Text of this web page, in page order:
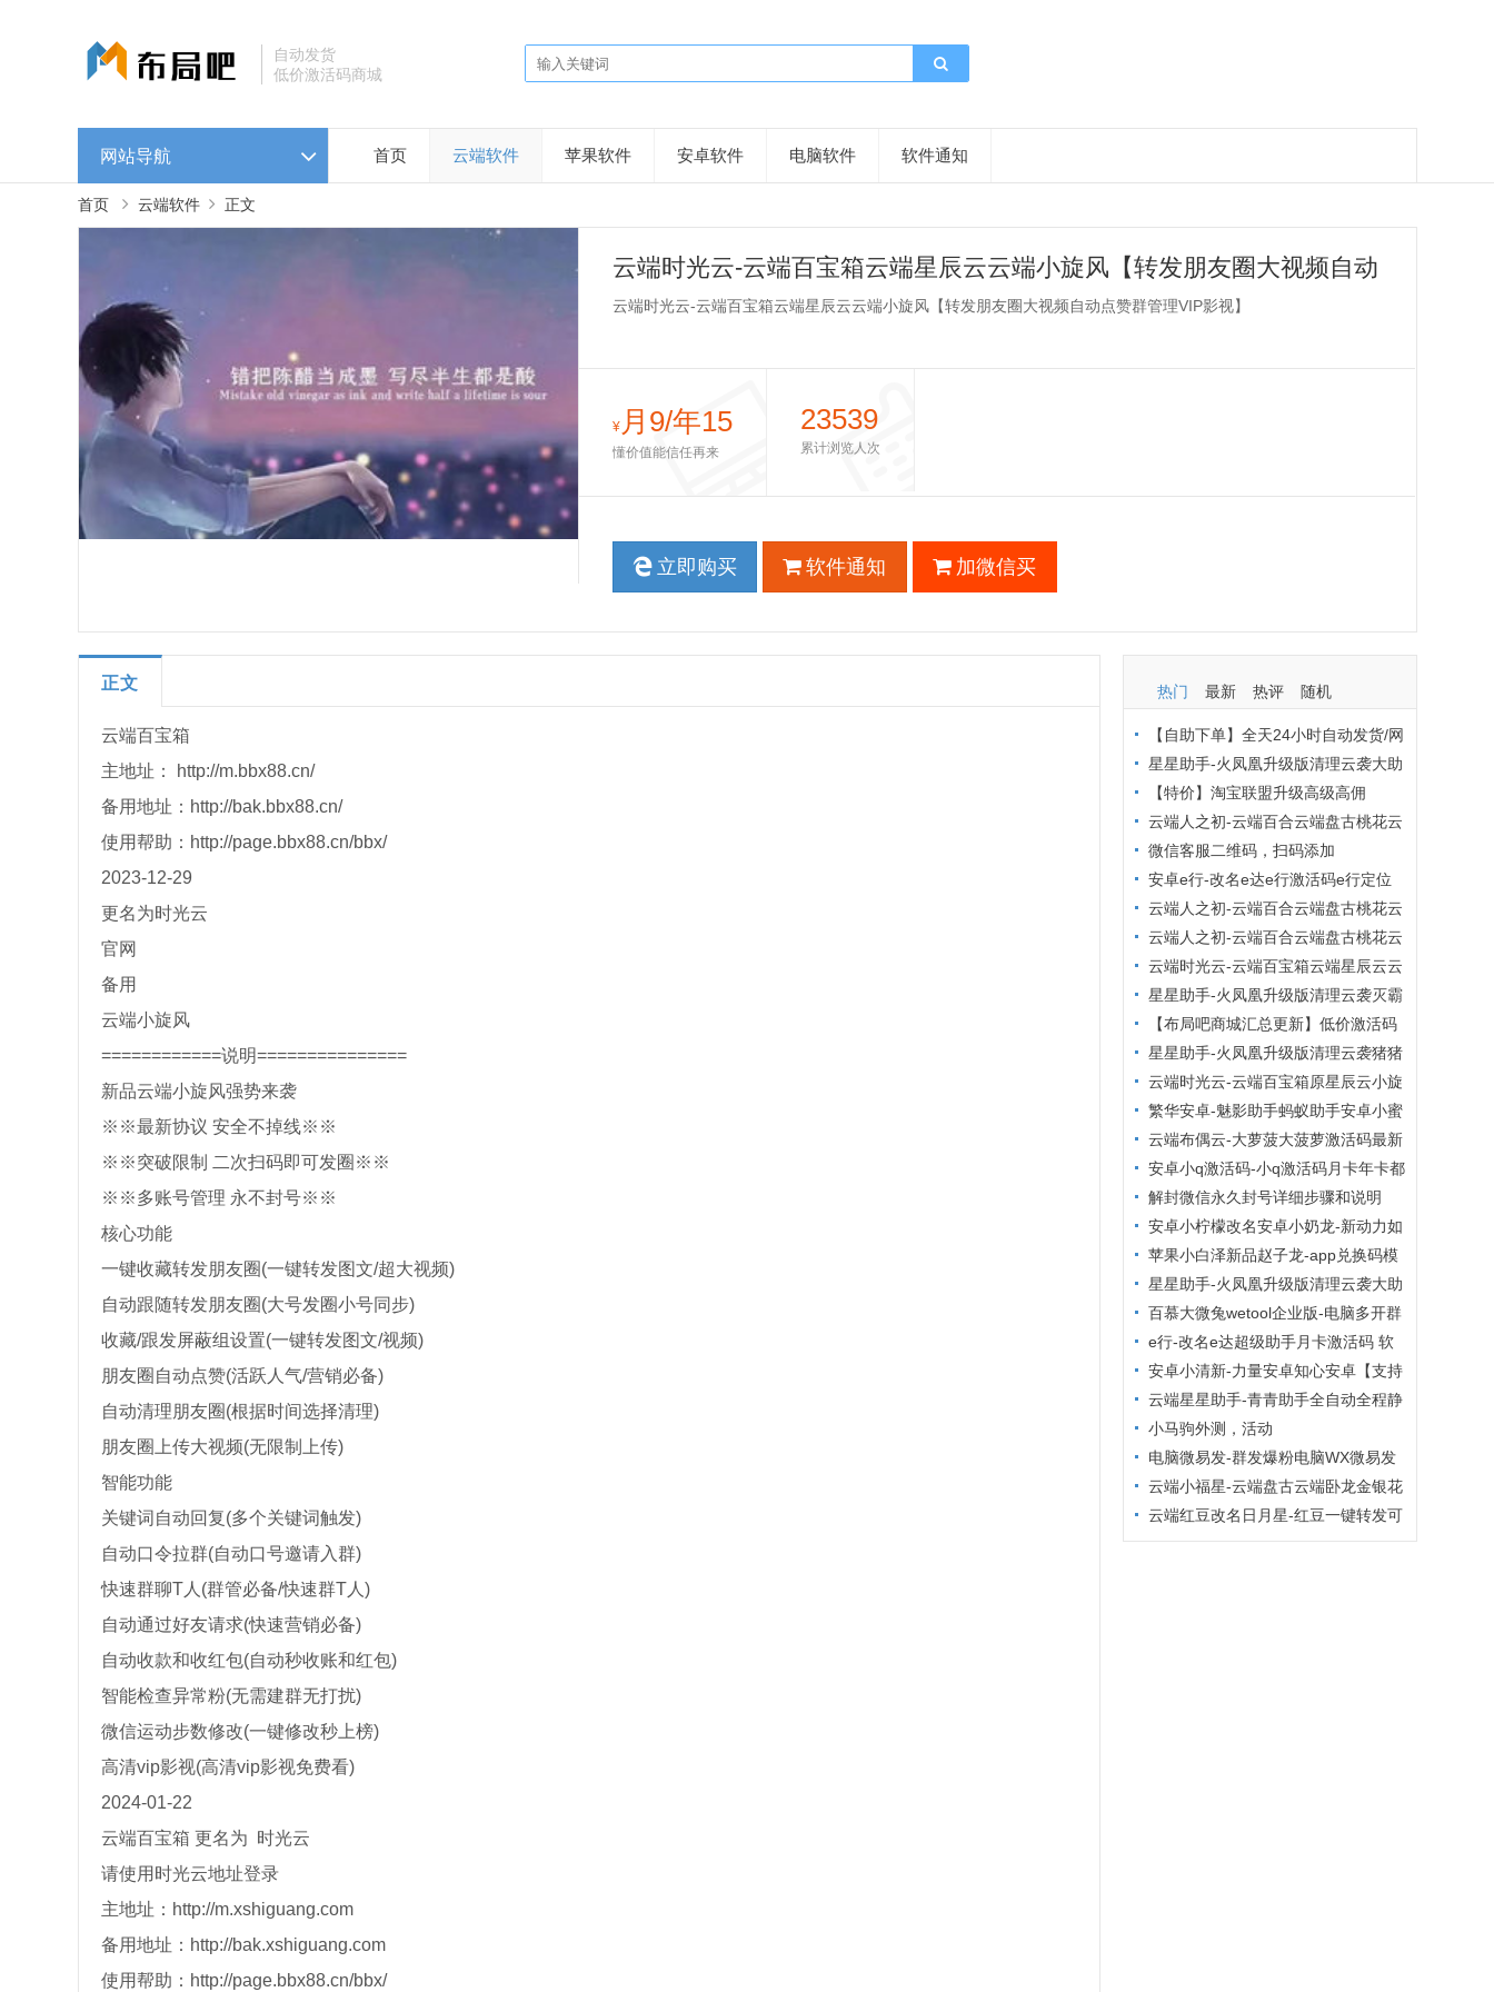
自动发货
低价激活码商城
网站导航 首页 云端软件 苹果软件 安卓软件 电脑软件 软件通知
首页 云端软件 正文
云端时光云-云端百宝箱云端星辰云云端小旋风【转发朋友圈大视频自动
点赞群管理VIP影视】
云端时光云-云端百宝箱云端星辰云云端小旋风【转发朋友圈大视频自动点赞群管理VIP影视】
¥月9/年15
懂价值能信任再来
23539
累计浏览人次
立即购买 软件通知 加微信买
正文
云端百宝箱
主地址： http://m.bbx88.cn/
备用地址：http://bak.bbx88.cn/
使用帮助：http://page.bbx88.cn/bbx/
2023-12-29
更名为时光云
官网
备用
云端小旋风
============说明===============
新品云端小旋风强势来袭
※※最新协议 安全不掉线※※
※※突破限制 二次扫码即可发圈※※
※※多账号管理 永不封号※※
核心功能
一键收藏转发朋友圈(一键转发图文/超大视频)
自动跟随转发朋友圈(大号发圈小号同步)
收藏/跟发屏蔽组设置(一键转发图文/视频)
朋友圈自动点赞(活跃人气/营销必备)
自动清理朋友圈(根据时间选择清理)
朋友圈上传大视频(无限制上传)
智能功能
关键词自动回复(多个关键词触发)
自动口令拉群(自动口号邀请入群)
快速群聊T人(群管必备/快速群T人)
自动通过好友请求(快速营销必备)
自动收款和收红包(自动秒收账和红包)
智能检查异常粉(无需建群无打扰)
微信运动步数修改(一键修改秒上榜)
高清vip影视(高清vip影视免费看)
2024-01-22
云端百宝箱 更名为 时光云
请使用时光云地址登录
主地址：http://m.xshiguang.com
备用地址：http://bak.xshiguang.com
使用帮助：http://page.bbx88.cn/bbx/
热门 最新 热评 随机
【自助下单】全天24小时自动发货/网
页自动秒发激活码/低价激活码商城/布
局吧商城/激活码批发商城
星星助手-火凤凰升级版清理云袭大助
手小麻雀清理僵尸粉查单删【小麻雀清
理周卡】
【特价】淘宝联盟升级高级高佣
云端人之初-云端百合云端盘古桃花云
小红花云端优乐美原冰淇淋最新官网地
址激活码【云端转发朋友圈点赞爆粉转
发评论】
微信客服二维码，扫码添加
安卓e行-改名e达e行激活码e行定位
打卡安卓定位软件激活码虚拟专家原安
卓虚拟帮手月卡年卡【安卓虚拟定位】
云端人之初-云端百合云端盘古桃花云
云端金银花小红花小蜻蜓云玲珑九朵云
小叮当【突破封圈提醒云端转发朋友圈
万群同步】
云端人之初-云端百合云端盘古桃花云
云端云转发【云端转发跟圈点赞】云转
发-云端转发不封号，收藏转发朋友圈，
自动同步转发朋友圈
云端时光云-云端百宝箱云端星辰云云
端小旋风【转发朋友圈大视频自动点赞
群管理VIP影视】
星星助手-火凤凰升级版清理云袭灭霸
清粉查单删激活码大助手小麻雀清理系
列后台无限码【小麻雀清理僵尸粉清理
通讯录查屏蔽清理朋友
【布局吧商城汇总更新】低价激活码
商城，24小时自动发货，布局吧商城
星星助手-火凤凰升级版清理云袭猪猪
清理僵尸粉周卡【云端清粉周卡】
云端时光云-云端百宝箱原星辰云小旋
风繁华安卓-魅影助手蚂蚁助手安卓小蜜
助手安卓多开分身
云端布偶云-大萝菠大菠萝激活码最新
地址官网‬【云端转发朋友圈快手大视
频】
安卓小q激活码-小q激活码月卡年卡都
有打卡安卓虚拟定位
解封微信永久封号详细步骤和说明
安卓小柠檬改名安卓小奶龙-新动力如
意安卓安卓多开分身
苹果小白泽新品赵子龙-app兑换码模
式激活码/苹果tf兑换模式
星星助手-火凤凰升级版清理云袭大助
手老绵羊管家清理系列后台无限码【老
绵羊管家清理僵尸粉清理通
百慕大微兔wetool企业版-电脑多开群
发爆粉群管
e行-改名e达超级助手月卡激活码 软
件定位-支持钉钉虚拟定位任意多开
安卓小清新-力量安卓知心安卓【支持
鸿蒙转发朋友圈虚拟定位万群同步】
云端星星助手-青青助手全自动全程静
默清理僵尸粉
小马驹外测，活动
电脑微易发-群发爆粉电脑WX微易发
特供版年卡带朋友圈功能
云端小福星-云端盘古云端卧龙金银花
同步转发朋友圈自动回复消息欢迎新人
云端红豆改名日月星-红豆一键转发可
指定好友云端红豆语音转发朋友圈转发